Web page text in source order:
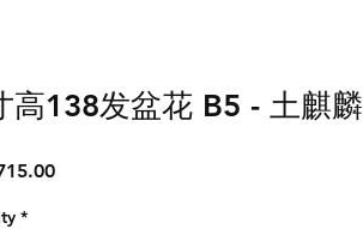
高138发盆花 B5 - 土麒麟
Price
*